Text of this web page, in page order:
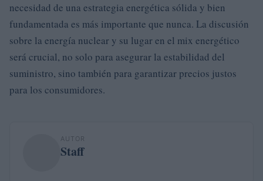
necesidad de una estrategia energética sólida y bien
fundamentada es más importante que nunca. La discusión
sobre la energía nuclear y su lugar en el mix energético
será crucial, no solo para asegurar la estabilidad del
suministro, sino también para garantizar precios justos
para los consumidores.
AUTOR
Staff